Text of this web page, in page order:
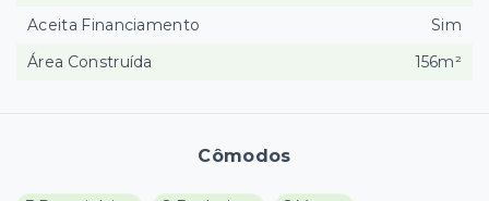
Cômodos
Aceita Financiamento
Sim
Área Construída
156m²